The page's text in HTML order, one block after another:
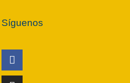
Síguenos